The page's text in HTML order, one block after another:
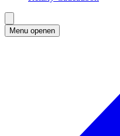
Menu openen